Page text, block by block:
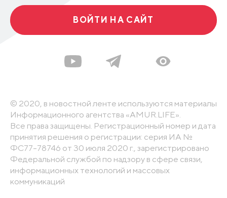
ВОЙТИ НА САЙТ
© 2020, в новостной ленте используются материалы
Информационного агентства «AMUR.LIFE».
Все права защищены. Регистрационный номер и дата
принятия решения о регистрации: серия ИА №
ФС77-78746 от 30 июля 2020 г., зарегистрировано
Федеральной службой по надзору в сфере связи,
информационных технологий и массовых
коммуникаций